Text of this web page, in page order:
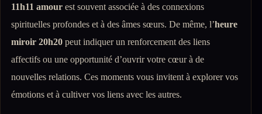
11h11 amourest souvent associée à des connexions
spirituelles profondes et à des âmes sœurs. De même, l’heure
miroir 20h20peut indiquer un renforcement des liens
affectifs ou une opportunité d’ouvrir votre cœur à de
nouvelles relations. Ces moments vous invitent à explorer vos
émotions et à cultiver vos liens avec les autres.